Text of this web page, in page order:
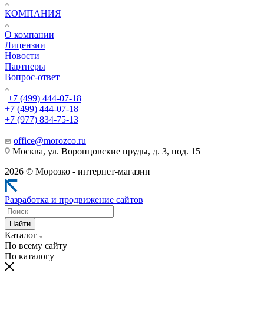
КОМПАНИЯ
О компании
Лицензии
Новости
Партнеры
Вопрос-ответ
+7 (499) 444-07-18
+7 (499) 444-07-18
+7 (977) 834-75-13
office@morozco.ru
Москва, ул. Воронцовские пруды, д. 3, под. 15
2026 © Морозко - интернет-магазин
Разработка и продвижение сайтов
Найти
Каталог
По всему сайту
По каталогу